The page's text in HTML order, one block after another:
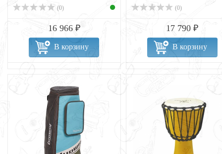
(0)
16 966 ₽
В корзину
(0)
17 790 ₽
В корзину